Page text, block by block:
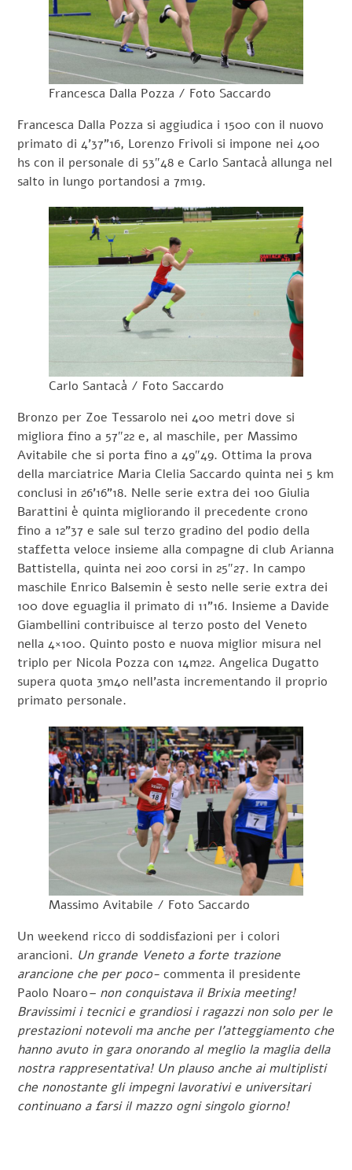
Francesca Dalla Pozza / Foto Saccardo
Francesca Dalla Pozza si aggiudica i 1500 con il nuovo
primato di 4’37”16, Lorenzo Frivoli si impone nei 400
hs con il personale di 53″48 e Carlo Santacà allunga nel
salto in lungo portandosi a 7m19.
Carlo Santacà / Foto Saccardo
Bronzo per Zoe Tessarolo nei 400 metri dove si
migliora fino a 57″22 e, al maschile, per Massimo
Avitabile che si porta fino a 49″49. Ottima la prova
della marciatrice Maria Clelia Saccardo quinta nei 5 km
conclusi in 26’16”18. Nelle serie extra dei 100 Giulia
Barattini è quinta migliorando il precedente crono
fino a 12”37 e sale sul terzo gradino del podio della
staffetta veloce insieme alla compagne di club Arianna
Battistella, quinta nei 200 corsi in 25″27. In campo
maschile Enrico Balsemin è sesto nelle serie extra dei
100 dove eguaglia il primato di 11”16. Insieme a Davide
Giambellini contribuisce al terzo posto del Veneto
nella 4×100. Quinto posto e nuova miglior misura nel
triplo per Nicola Pozza con 14m22. Angelica Dugatto
supera quota 3m40 nell’asta incrementando il proprio
primato personale.
Massimo Avitabile / Foto Saccardo
Un weekend ricco di soddisfazioni per i colori
arancioni. Un grande Veneto a forte trazione
arancione che per poco- commenta il presidente
Paolo Noaro– non conquistava il Brixia meeting!
Bravissimi i tecnici e grandiosi i ragazzi non solo per le
prestazioni notevoli ma anche per l’atteggiamento che
hanno avuto in gara onorando al meglio la maglia della
nostra rappresentativa! Un plauso anche ai multiplisti
che nonostante gli impegni lavorativi e universitari
continuano a farsi il mazzo ogni singolo giorno!